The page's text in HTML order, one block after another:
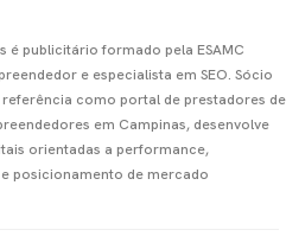
é publicitário formado pela ESAMC
e especialista em SEO. Sócio
referência como portal de prestadores de
em Campinas, desenvolve
orientadas a performance,
posicionamento de mercado